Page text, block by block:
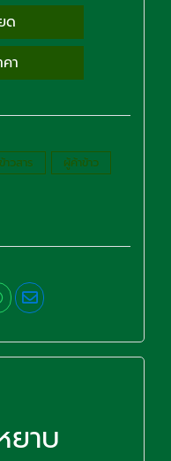
ด
า
วสาร ผู้ค้าข้าว
ยาบ